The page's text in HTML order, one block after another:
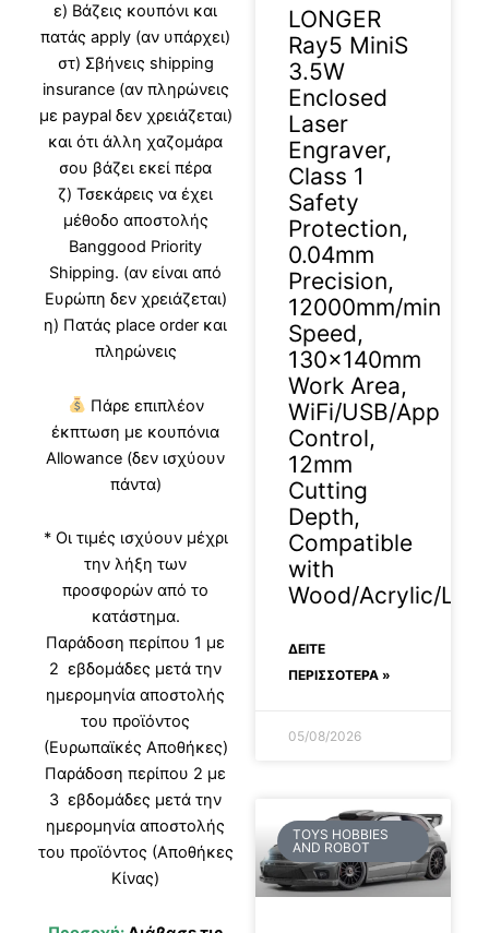
ε) Βάζεις κουπόνι και
πατάς apply (αν υπάρχει)
στ) Σβήνεις shipping
insurance (αν πληρώνεις
με paypal δεν χρειάζεται)
και ότι άλλη χαζομάρα
σου βάζει εκεί πέρα
ζ) Τσεκάρεις να έχει
μέθοδο αποστολής
Banggood Priority
Shipping. (αν είναι από
Ευρώπη δεν χρειάζεται)
η) Πατάς place order και
πληρώνεις
Πάρε επιπλέον
έκπτωση με κουπόνια
Allowance (δεν ισχύουν
πάντα)
* Οι τιμές ισχύουν μέχρι
την λήξη των
προσφορών από το
κατάστημα.
Παράδοση περίπου 1 με
2 εβδομάδες μετά την
ημερομηνία αποστολής
του προϊόντος
(Ευρωπαϊκές Αποθήκες)
Παράδοση περίπου 2 με
3 εβδομάδες μετά την
ημερομηνία αποστολής
του προϊόντος (Αποθήκες
Κίνας)
LONGER
Ray5 MiniS
3.5W
Enclosed
Laser
Engraver,
Class 1
Safety
Protection,
0.04mm
Precision,
12000mm/min
Speed,
130×140mm
Work Area,
WiFi/USB/App
Control,
12mm
Cutting
Depth,
Compatible
with
Wood/Acrylic/
ΔΕΊΤΕ
ΠΕΡΙΣΣΟΤΕΡΑ »
05/08/2026
TOYS HOBBIES
AND ROBOT